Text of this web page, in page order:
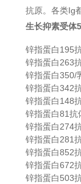
抗原。各类Ig
生长抑素受体
锌指蛋白195
锌指蛋白263
锌指蛋白350/
锌指蛋白342
锌指蛋白148
锌指蛋白81抗
锌指蛋白274
锌指蛋白281
锌指蛋白852
锌指蛋白672
锌指蛋白503